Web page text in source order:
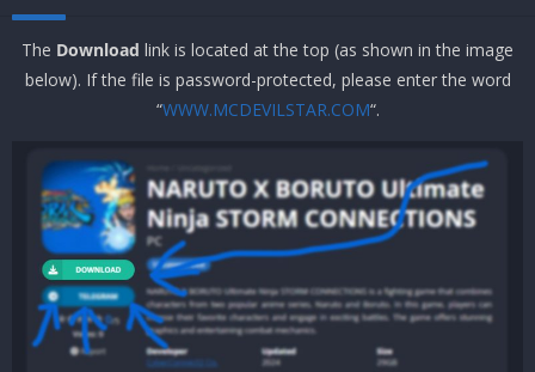
The Download link is located at the top (as shown in the image
below). If the file is password-protected, please enter the word
“WWW.MCDEVILSTAR.COM“.